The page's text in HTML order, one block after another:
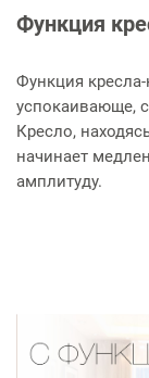
Функция
Функция кресла-
успокаивающе,
Кресло,
начинает
амплитуду.